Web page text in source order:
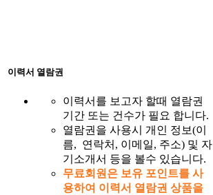
이력서 열람권
이력서를 보고자 할때 열람권
기간 또는 건수가 필요 합니다.
열람권을 사용시 개인 정보(이
름, 연락처, 이메일, 주소) 및 자
기소개서 등을 볼수 있습니다.
무료회원은 보유 포인트를 사
용하여 이력서 열람권 상품을